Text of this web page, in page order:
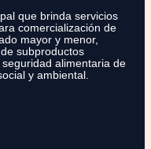
que brinda servicios
comercialización de
mayor y menor,
subproductos
alimentaria de
y ambiental.